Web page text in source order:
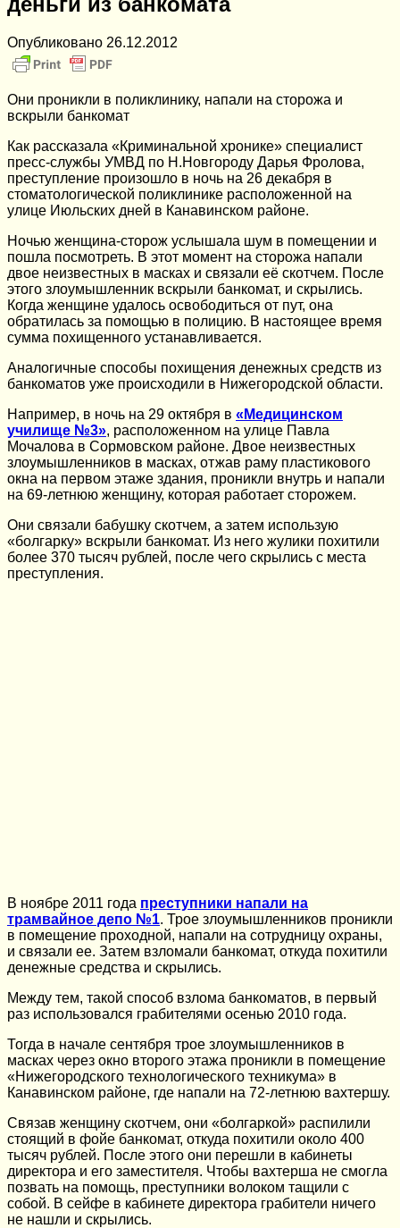
Опубликовано 26.12.2012
Они проникли в поликлинику, напали на сторожа и
вскрыли банкомат
Как рассказала «Криминальной хронике» специалист
пресс-службы УМВД по Н.Новгороду Дарья Фролова,
преступление произошло в ночь на 26 декабря в
стоматологической поликлинике расположенной на
улице Июльских дней в Канавинском районе.
Ночью женщина-сторож услышала шум в помещении и
пошла посмотреть. В этот момент на сторожа напали
двое неизвестных в масках и связали её скотчем. После
этого злоумышленник вскрыли банкомат, и скрылись.
Когда женщине удалось освободиться от пут, она
обратилась за помощью в полицию. В настоящее время
сумма похищенного устанавливается.
Аналогичные способы похищения денежных средств из
банкоматов уже происходили в Нижегородской области.
Например, в ночь на 29 октября в «Медицинском
училище №3», расположенном на улице Павла
Мочалова в Сормовском районе. Двое неизвестных
злоумышленников в масках, отжав раму пластикового
окна на первом этаже здания, проникли внутрь и напали
на 69-летнюю женщину, которая работает сторожем.
Они связали бабушку скотчем, а затем использую
«болгарку» вскрыли банкомат. Из него жулики похитили
более 370 тысяч рублей, после чего скрылись с места
преступления.
В ноябре 2011 года преступники напали на
трамвайное депо №1. Трое злоумышленников проникли
в помещение проходной, напали на сотрудницу охраны,
и связали ее. Затем взломали банкомат, откуда похитили
денежные средства и скрылись.
Между тем, такой способ взлома банкоматов, в первый
раз использовался грабителями осенью 2010 года.
Тогда в начале сентября трое злоумышленников в
масках через окно второго этажа проникли в помещение
«Нижегородского технологического техникума» в
Канавинском районе, где напали на 72-летнюю вахтершу.
Связав женщину скотчем, они «болгаркой» распилили
стоящий в фойе банкомат, откуда похитили около 400
тысяч рублей. После этого они перешли в кабинеты
директора и его заместителя. Чтобы вахтерша не смогла
позвать на помощь, преступники волоком тащили с
собой. В сейфе в кабинете директора грабители ничего
не нашли и скрылись.